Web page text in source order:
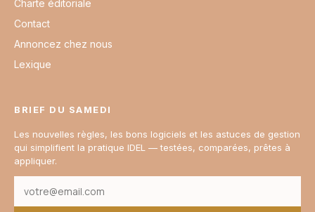
Charte éditoriale
Contact
Annoncez chez nous
Lexique
BRIEF DU SAMEDI
Les nouvelles règles, les bons logiciels et les astuces de gestion
qui simplifient la pratique IDEL — testées, comparées, prêtes à
appliquer.